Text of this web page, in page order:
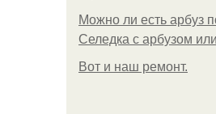
Можно ли есть арбуз
Селедка с арбузом
Boт и наш ремoнт.